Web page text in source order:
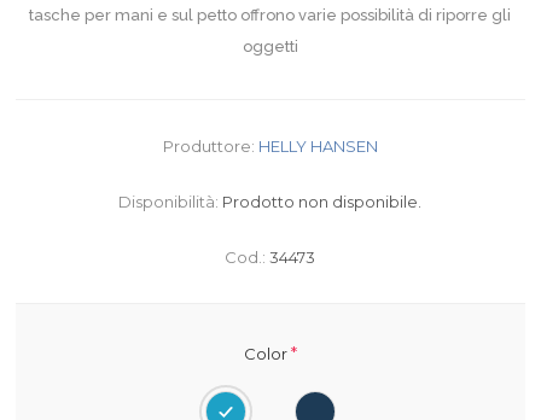
tasche per mani e sul petto offrono varie possibilità di riporre gli
oggetti
Produttore: HELLY HANSEN
Disponibilità: Prodotto non disponibile.
Cod.: 34473
Color*